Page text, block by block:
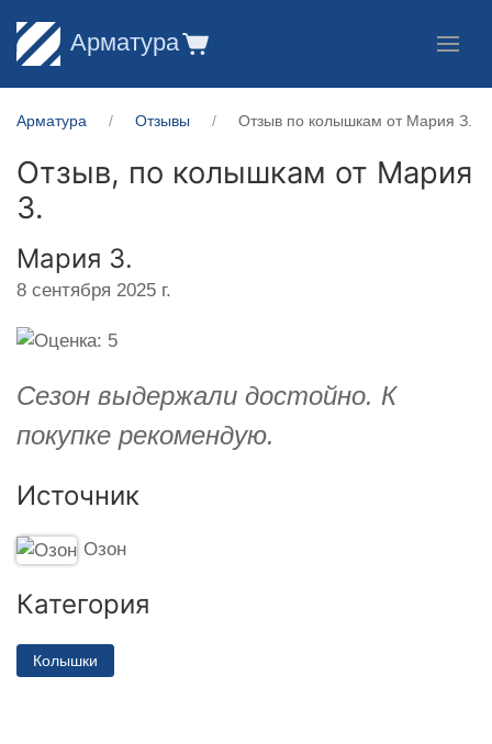
Арматура
Арматура Отзывы Отзыв по колышкам от Мария З.
Отзыв, по колышкам от Мария
З.
Мария З.
8 сентября 2025 г.
Cезон выдержали достойно. К
покупке рекомендую.
Источник
Озон
Категория
Колышки